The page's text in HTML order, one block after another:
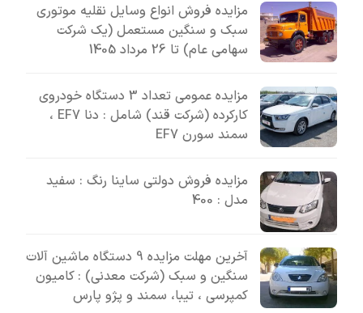
مزایده فروش انواع وسایل نقلیه موتوری
سبک و سنگین مستعمل (یک شرکت
سهامی عام) تا 26 مرداد 1405
مزایده عمومی تعداد 3 دستگاه خودروی
کارکرده (شرکت قند) شامل : دنا EF7 ،
سمند سورن EF7
مزایده فروش دولتی ساینا رنگ : سفید
مدل : 400
آخرین مهلت مزایده 9 دستگاه ماشین آلات
سنگین و سبک (شرکت معدنی) : کامیون
کمپرسی ، تیبا، سمند و پژو پارس